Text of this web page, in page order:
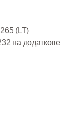
(LT)
на додаткове